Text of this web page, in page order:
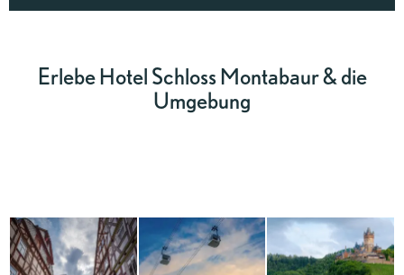
Erlebe Hotel Schloss Montabaur & die
Umgebung